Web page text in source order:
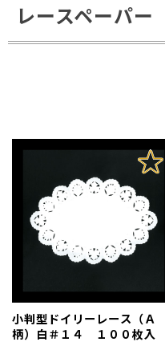
レースペーパー
小判型ドイリーレース（Ａ
柄）白＃１４ １００枚入